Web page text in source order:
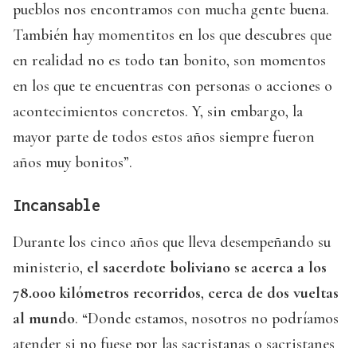
pueblos nos encontramos con mucha gente buena.
También hay momentitos en los que descubres que
en realidad no es todo tan bonito, son momentos
en los que te encuentras con personas o acciones o
acontecimientos concretos. Y, sin embargo, la
mayor parte de todos estos años siempre fueron
años muy bonitos”.
Incansable
Durante los cinco años que lleva desempeñando su
ministerio, el sacerdote boliviano se acerca a los
78.000 kilómetros recorridos, cerca de dos vueltas
al mundo. “Donde estamos, nosotros no podríamos